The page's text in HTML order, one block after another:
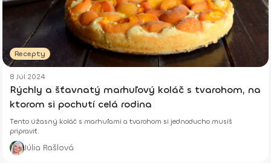
Recepty
8 Júl 2024
Rýchly a šťavnatý marhuľový koláč s tvarohom, na
ktorom si pochutí celá rodina
Tento úžasný koláč s marhuľami a tvarohom si jednoducho musíš
pripraviť.
Júlia Rašlová